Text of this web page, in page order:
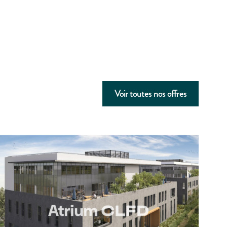
Voir toutes nos offres